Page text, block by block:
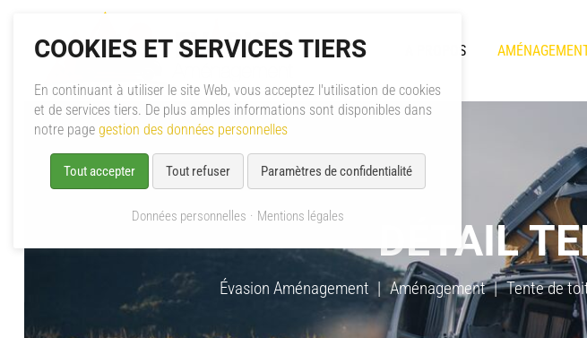
A PROPOS
DÉTAIL
Évasion Aménagement Aménagement Tente de
COOKIES ET SERVICES TIERS
En continuant à utiliser le site Web, vous acceptez l'utilisation de cookies
et de services tiers. De plus amples informations sont disponibles dans
notre page gestion des données personnelles
Tout accepter Tout refuser Paramètres de confidentialité
Données personnelles Mentions légales